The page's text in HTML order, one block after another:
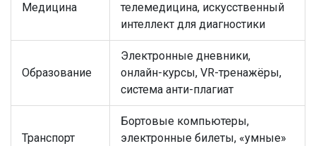
Медицина
телемедицина, искусственный
интеллект для диагностики
Образование
Электронные дневники,
онлайн-курсы, VR-тренажёры,
система анти-плагиат
Транспорт
Бортовые компьютеры,
электронные билеты, «умные»